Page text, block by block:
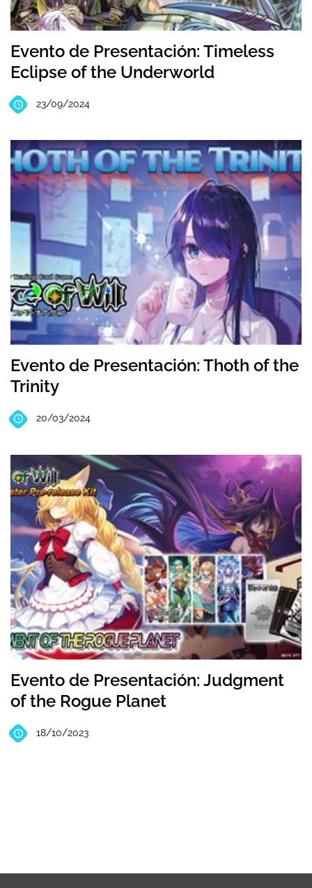
Evento de Presentación: Timeless
Eclipse of the Underworld
23/09/2024
Evento de Presentación: Thoth of the
Trinity
20/03/2024
Evento de Presentación: Judgment
of the Rogue Planet
18/10/2023